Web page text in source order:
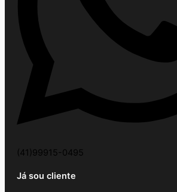
(41)99915-0495
Já sou cliente